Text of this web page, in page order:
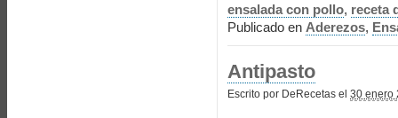
ensalada con pollo, receta
Publicado en Aderezos,
Antipasto
Escrito por DeRecetas el 30 enero